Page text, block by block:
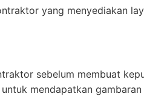
yang menyediakan
sebelum membuat
mendapatkan gambaran